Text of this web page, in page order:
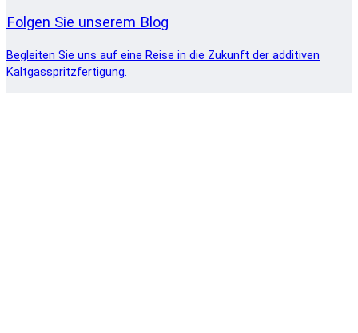
Folgen Sie unserem Blog
Begleiten Sie uns auf eine Reise in die Zukunft der additiven
Kaltgasspritzfertigung.